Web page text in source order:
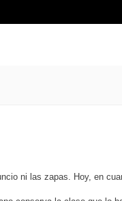
ni las zapas. Hoy, en